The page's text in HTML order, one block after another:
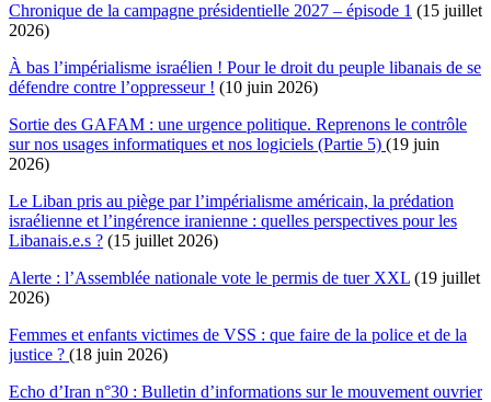
Chronique de la campagne présidentielle 2027 – épisode 1 (15 juillet
2026)
À bas l’impérialisme israélien ! Pour le droit du peuple libanais de se
défendre contre l’oppresseur ! (10 juin 2026)
Sortie des GAFAM : une urgence politique. Reprenons le contrôle
sur nos usages informatiques et nos logiciels (Partie 5) (19 juin
2026)
Le Liban pris au piège par l’impérialisme américain, la prédation
israélienne et l’ingérence iranienne : quelles perspectives pour les
Libanais.e.s ? (15 juillet 2026)
Alerte : l’Assemblée nationale vote le permis de tuer XXL (19 juillet
2026)
Femmes et enfants victimes de VSS : que faire de la police et de la
justice ? (18 juin 2026)
Echo d’Iran n°30 : Bulletin d’informations sur le mouvement ouvrier